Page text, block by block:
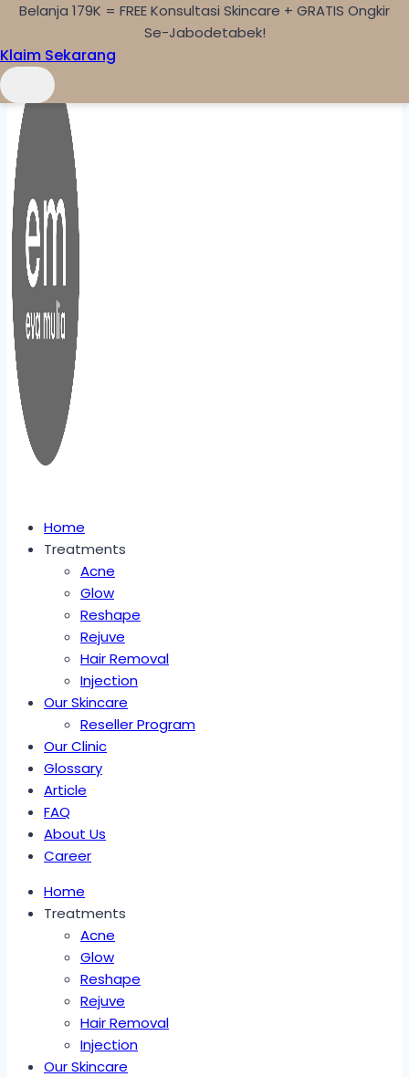
Skip to content
Home
Treatments
Acne
Glow
Reshape
Rejuve
Hair Removal
Injection
Our Skincare
Reseller Program
Our Clinic
Glossary
Article
FAQ
About Us
Career
Home
Treatments
Acne
Glow
Reshape
Rejuve
Hair Removal
Injection
Our Skincare
Belanja 179K = FREE Konsultasi Skincare + GRATIS Ongkir
Se-Jabodetabek!
Klaim Sekarang